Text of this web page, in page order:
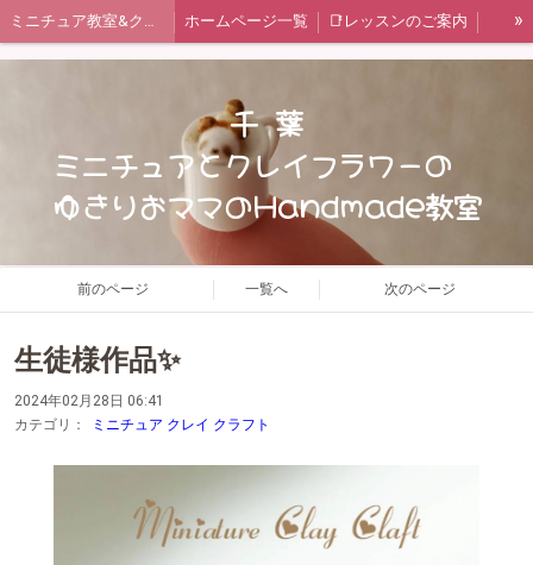
ミニチュア教室&クレイフラワー教室 ホームページ一覧 📑レッスンのご案内
ご予約状況カレンダー
Miniature Clay Claft 講座
タイアップ企画
クレイフラワー上級編 作品集
📋️ゆきりお通信 生徒様のお声Part1
卒業作品 ⑧パッチワーク 体験レッスン
»
千 葉
ミニチュアとクレイフラワーの
ゆきりおママのHandmade教室
前のページ 一覧へ 次のページ
生徒様作品✨
2024年02月28日 06:41
カテゴリ：
ミニチュア クレイ クラフト